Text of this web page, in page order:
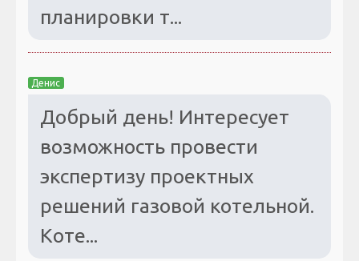
планировки т...
Денис
Добрый день! Интересует
возможность провести
экспертизу проектных
решений газовой котельной.
Коте...